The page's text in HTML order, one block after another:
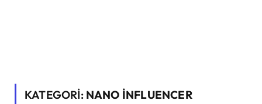
KATEGORİ: NANO INFLUENCER